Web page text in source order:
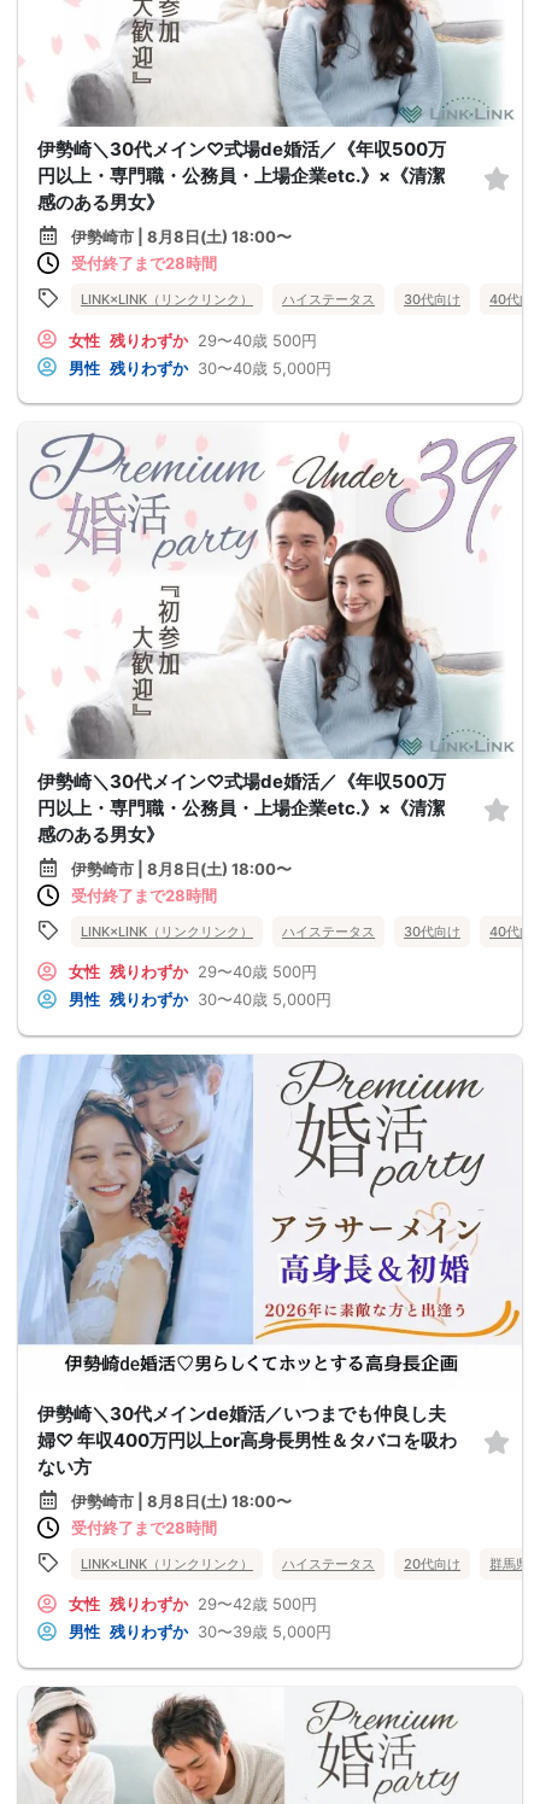
伊勢崎＼30代メイン♡式場de婚活／《年収500万
円以上・専門職・公務員・上場企業etc.》×《清潔
感のある男女》
伊勢崎市 | 8月8日(土) 18:00〜
受付終了まで28時間
LINK×LINK（リンクリンク） ハイステータス 30代向け 40代向
女性 残りわずか 29〜40歳 500円
男性 残りわずか 30〜40歳 5,000円
伊勢崎＼30代メイン♡式場de婚活／《年収500万
円以上・専門職・公務員・上場企業etc.》×《清潔
感のある男女》
伊勢崎市 | 8月8日(土) 18:00〜
受付終了まで28時間
LINK×LINK（リンクリンク） ハイステータス 30代向け 40代向
女性 残りわずか 29〜40歳 500円
男性 残りわずか 30〜40歳 5,000円
伊勢崎＼30代メインde婚活／いつまでも仲良し夫
婦♡ 年収400万円以上or高身長男性＆タバコを吸わ
ない方
伊勢崎市 | 8月8日(土) 18:00〜
受付終了まで28時間
LINK×LINK（リンクリンク） ハイステータス 20代向け 群馬県
女性 残りわずか 29〜42歳 500円
男性 残りわずか 30〜39歳 5,000円